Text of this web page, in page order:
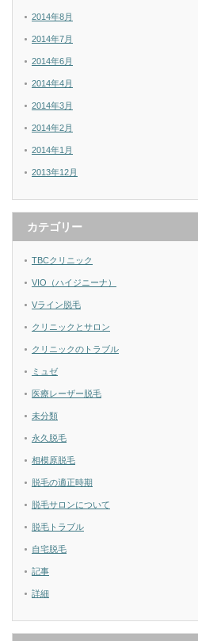
2014年8月
2014年7月
2014年6月
2014年4月
2014年3月
2014年2月
2014年1月
2013年12月
カテゴリー
TBCクリニック
VIO（ハイジニーナ）
Vライン脱毛
クリニックとサロン
クリニックのトラブル
ミュゼ
医療レーザー脱毛
未分類
永久脱毛
相模原脱毛
脱毛の適正時期
脱毛サロンについて
脱毛トラブル
自宅脱毛
記事
詳細